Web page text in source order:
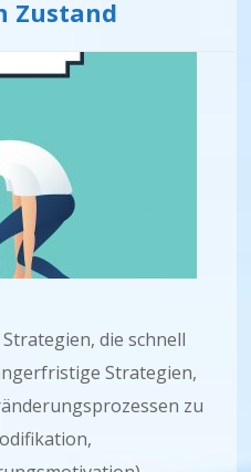
Zustand
die schnell
Strategien,
zu